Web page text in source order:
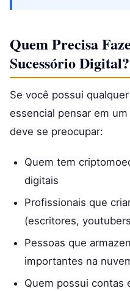
Quem Precisa
Sucessório Digital?
Se você possui
essencial pensar em
deve se preocupar:
Quem tem
digitais
Profissionais que
(escritores,
Pessoas que
importantes na
Quem possui contas